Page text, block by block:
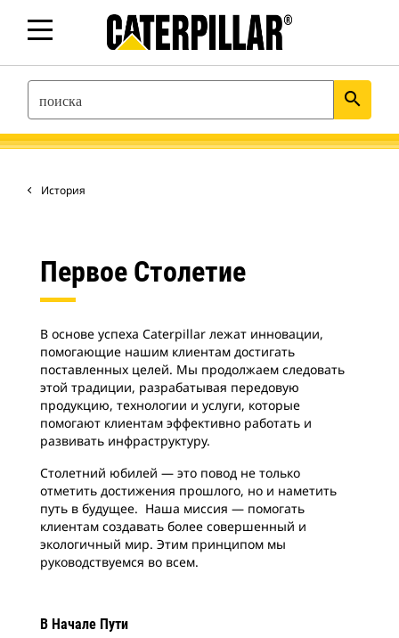
SEARCH search
История
Первое Столетие
В основе успеха Caterpillar лежат инновации,
помогающие нашим клиентам достигать
поставленных целей. Мы продолжаем следовать
этой традиции, разрабатывая передовую
продукцию, технологии и услуги, которые
помогают клиентам эффективно работать и
развивать инфраструктуру.
Столетний юбилей — это повод не только
отметить достижения прошлого, но и наметить
путь в будущее. Наша миссия — помогать
клиентам создавать более совершенный и
экологичный мир. Этим принципом мы
руководствуемся во всем.
В Начале Пути